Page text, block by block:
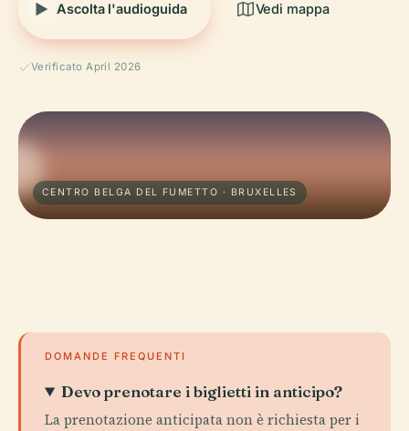
Ascolta l'audioguida Vedi mappa
Verificato April 2026
CENTRO BELGA DEL FUMETTO · BRUXELLES
DOMANDE FREQUENTI
Devo prenotare i biglietti in anticipo?
La prenotazione anticipata non è richiesta per i